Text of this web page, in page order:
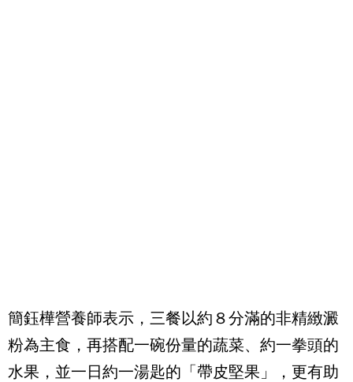
簡鈺樺營養師表示，三餐以約８分滿的非精緻澱
粉為主食，再搭配一碗份量的蔬菜、約一拳頭的
水果，並一日約一湯匙的「帶皮堅果」，更有助